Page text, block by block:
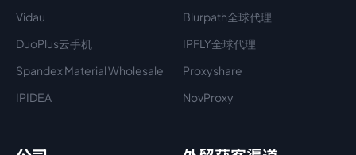
Vidau
Blurpath全球代理
DuoPlus云手机
IPFLY全球代理
Spandex Material Wholesale​
Proxyshare
IPIDEA
NovProxy